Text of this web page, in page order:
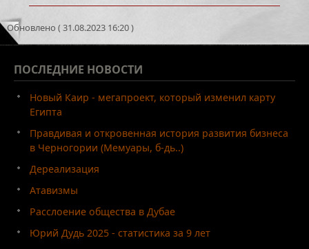
Обновлено ( 31.08.2023 16:20 )
ПОСЛЕДНИЕ НОВОСТИ
Новый Каир - мегапроект, который изменил карту
Египта
Правдивая и откровенная история развития бизнеса
в Черногории (Мемуары, б-дь..)
Дереализация
Атавизмы
Расслоение общества в Дубае
Юрий Дудь 2025 - статистика за 9 лет